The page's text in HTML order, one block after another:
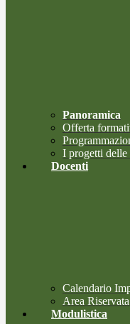
Panoramica
Offerta
I progetti delle
Docenti
Calendario
Area
Modulistica